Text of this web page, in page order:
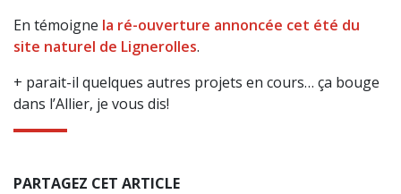
En témoigne la ré-ouverture annoncée cet été du
site naturel de Lignerolles.
+ parait-il quelques autres projets en cours… ça bouge
dans l’Allier, je vous dis!
PARTAGEZ CET ARTICLE